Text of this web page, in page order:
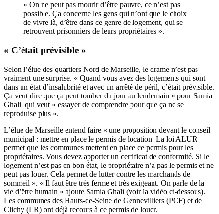
« On ne peut pas mourir d’être pauvre, ce n’est pas
possible. Ça concerne les gens qui n’ont que le choix
de vivre là, d’être dans ce genre de logement, qui se
retrouvent prisonniers de leurs propriétaires ».
« C’était prévisible »
Selon l’élue des quartiers Nord de Marseille, le drame n’est pas
vraiment une surprise. « Quand vous avez des logements qui sont
dans un état d’insalubrité et avec un arrêté de péril, c’était prévisible.
Ça veut dire que ça peut tomber du jour au lendemain » pour Samia
Ghali, qui veut « essayer de comprendre pour que ça ne se
reproduise plus ».
L’élue de Marseille entend faire « une proposition devant le conseil
municipal : mettre en place le permis de location. La loi ALUR
permet que les communes mettent en place ce permis pour les
propriétaires. Vous devez apporter un certificat de conformité. Si le
logement n’est pas en bon état, le propriétaire n’a pas le permis et ne
peut pas louer. Cela permet de lutter contre les marchands de
sommeil ». « Il faut être très ferme et très exigeant. On parle de la
vie d’être humain » ajoute Samia Ghali (voir la vidéo ci-dessous).
Les communes des Hauts-de-Seine de Gennevilliers (PCF) et de
Clichy (LR) ont déjà recours à ce permis de louer.